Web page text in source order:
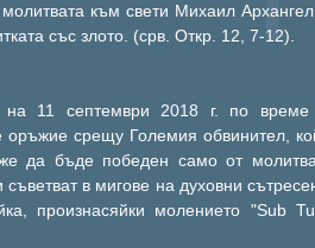
към свети Михаил
със злото. (срв. Откр. 12, 7-12).
на 11 септември 2018 г. по време
срещу Големия обвинител,
да бъде победен само от
в мигове на духовни
произнасяйки молението "Sub